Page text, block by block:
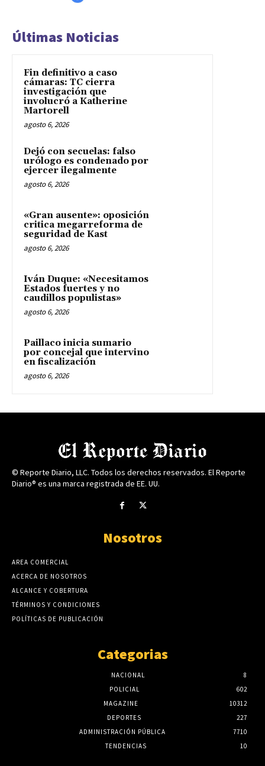
Últimas Noticias
Fin definitivo a caso
cámaras: TC cierra
investigación que
involucró a Katherine
Martorell
agosto 6, 2026
Dejó con secuelas: falso
urólogo es condenado por
ejercer ilegalmente
agosto 6, 2026
«Gran ausente»: oposición
critica megarreforma de
seguridad de Kast
agosto 6, 2026
Iván Duque: «Necesitamos
Estados fuertes y no
caudillos populistas»
agosto 6, 2026
Paillaco inicia sumario
por concejal que intervino
en fiscalización
agosto 6, 2026
© Reporte Diario, LLC. Todos los derechos reservados. El Reporte
Diario® es una marca registrada de EE. UU.
Nosotros
AREA COMERCIAL
ACERCA DE NOSOTROS
ALCANCE Y COBERTURA
TÉRMINOS Y CONDICIONES
POLÍTICAS DE PUBLICACIÓN
Categorias
NACIONAL
8
POLICIAL
602
MAGAZINE
10312
DEPORTES
227
ADMINISTRACIÓN PÚBLICA
7710
TENDENCIAS
10